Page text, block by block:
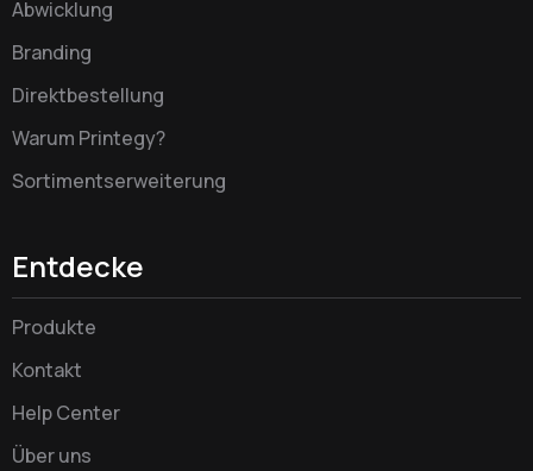
Abwicklung
Branding
Direktbestellung
Warum Printegy?
Sortimentserweiterung
Entdecke
Produkte
Kontakt
Help Center
Über uns